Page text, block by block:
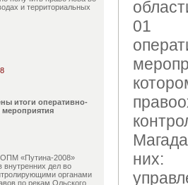
и территориальных
итоги оперативно-
мероприятия
ОПМ «Путина-2008»
внутренних дел во
органами
по рекам Ольского
01
них: